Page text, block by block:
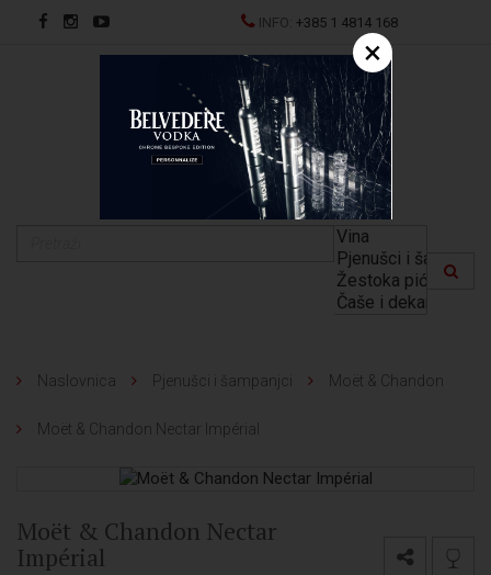
INFO:+385 1 4814 168
EN
Naslovnica Pjenušci i šampanjci Moët & Chandon
Moët & Chandon Nectar Impérial
Moët & Chandon Nectar
Impérial
×